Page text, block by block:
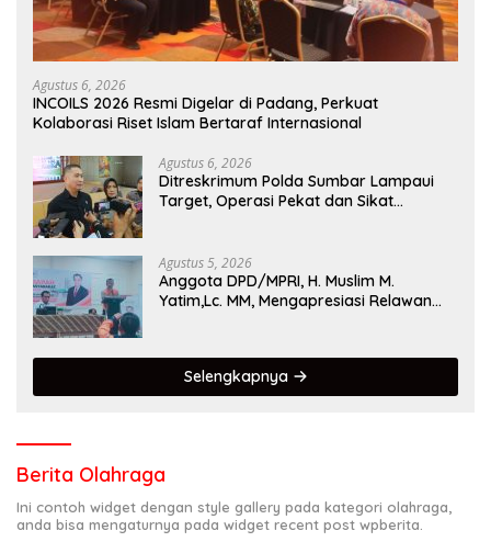
Agustus 6, 2026
INCOILS 2026 Resmi Digelar di Padang, Perkuat
Kolaborasi Riset Islam Bertaraf Internasional
Agustus 6, 2026
Ditreskrimum Polda Sumbar Lampaui
Target, Operasi Pekat dan Sikat
Agustus 5, 2026
Anggota DPD/MPRI, H. Muslim M.
Yatim,Lc. MM, Mengapresiasi Relawan
Selengkapnya
Berita Olahraga
Ini contoh widget dengan style gallery pada kategori olahraga,
anda bisa mengaturnya pada widget recent post wpberita.